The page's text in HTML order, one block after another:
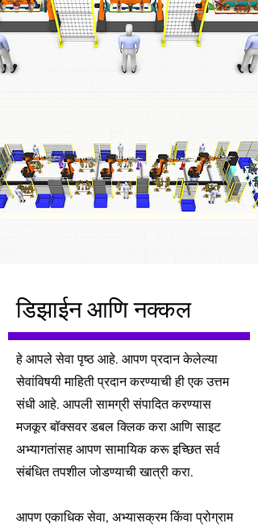
डिझाईन आणि नक्कल
हे आपले सेवा पृष्ठ आहे. आपण प्रदान केलेल्या
सेवांविषयी माहिती प्रदान करण्याची ही एक उत्तम
संधी आहे. आपली सामग्री संपादित करण्यास
मजकूर बॉक्सवर डबल क्लिक करा आणि साइट
अभ्यागतांसह आपण सामायिक करू इच्छित सर्व
संबंधित तपशील जोडण्याची खात्री करा.
आपण एकाधिक सेवा, अभ्यासक्रम किंवा प्रोग्राम